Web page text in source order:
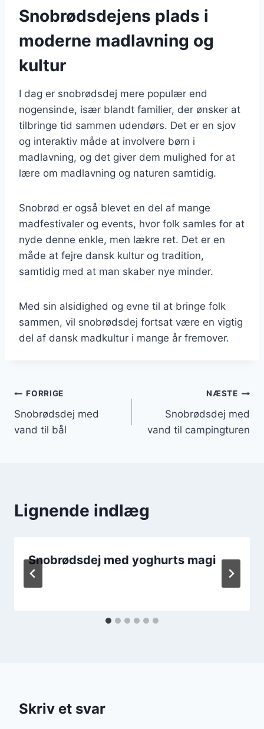
Snobrødsdejens plads i
moderne madlavning og
kultur
I dag er snobrødsdej mere populær end
nogensinde, især blandt familier, der ønsker at
tilbringe tid sammen udendørs. Det er en sjov
og interaktiv måde at involvere børn i
madlavning, og det giver dem mulighed for at
lære om madlavning og naturen samtidig.
Snobrød er også blevet en del af mange
madfestivaler og events, hvor folk samles for at
nyde denne enkle, men lækre ret. Det er en
måde at fejre dansk kultur og tradition,
samtidig med at man skaber nye minder.
Med sin alsidighed og evne til at bringe folk
sammen, vil snobrødsdej fortsat være en vigtig
del af dansk madkultur i mange år fremover.
Indlægsnavigation
FORRIGE
Snobrødsdej med
vand til bål
NÆSTE
Snobrødsdej med
vand til campingturen
Lignende indlæg
Snobrødsdej med yoghurts magi
Skriv et svar